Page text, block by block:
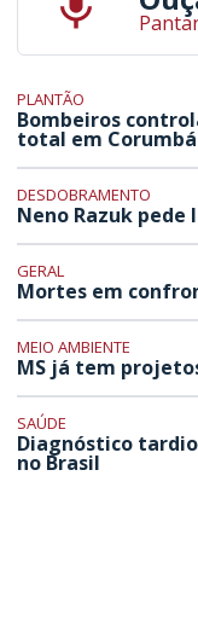
PLANTÃO
Bombeiros
total em Corumbá
DESDOBRAMENTO
Neno Razuk pede
GERAL
Mortes em
MEIO AMBIENTE
MS já tem
SAÚDE
Diagnóstico
no Brasil